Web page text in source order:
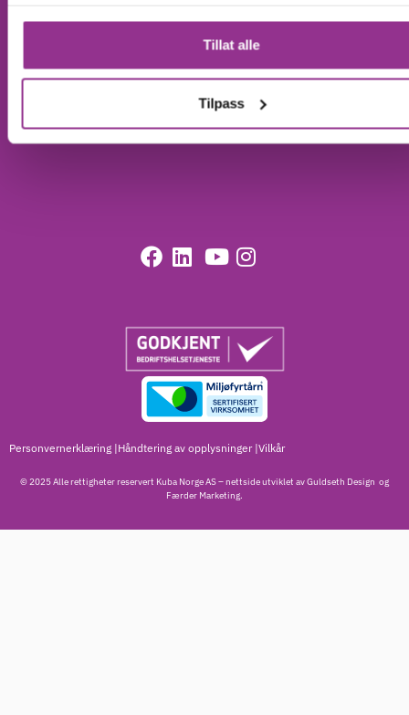
Tillat alle
Tilpass
Kuba CRM
Ressurser
© 2025 Alle rettigheter reservert Kuba Norge AS – nettside utviklet avGuldseth Design og
Færder Marketing.
Personvernerklæring |Håndtering av opplysninger|Vilkår